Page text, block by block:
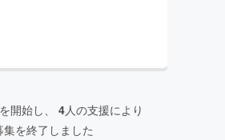
開始し、 4人の支援により
集を終了しました